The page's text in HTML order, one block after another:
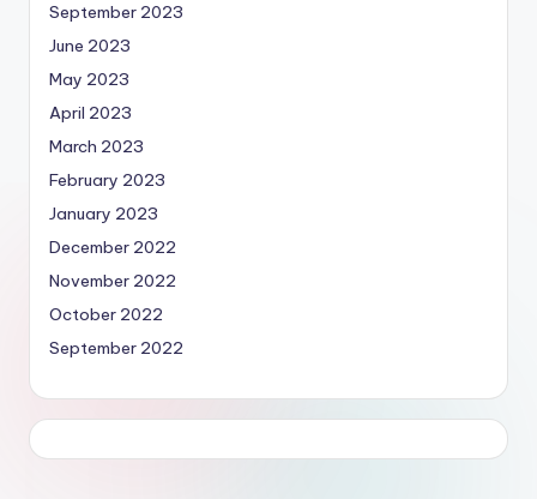
September 2023
June 2023
May 2023
April 2023
March 2023
February 2023
January 2023
December 2022
November 2022
October 2022
September 2022